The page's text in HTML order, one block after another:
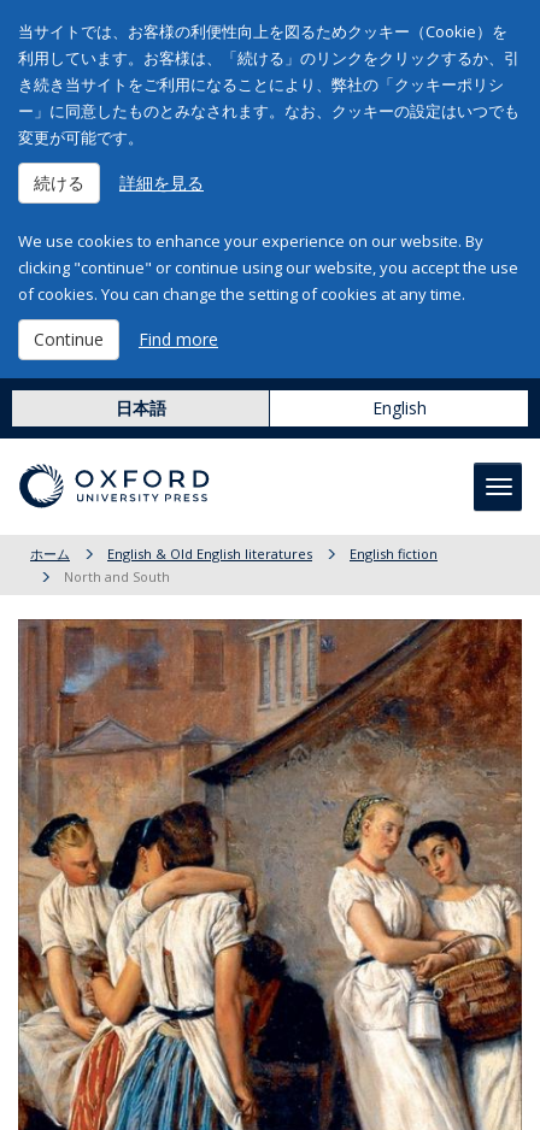
当サイトでは、お客様の利便性向上を図るためクッキー（Cookie）を
利用しています。お客様は、「続ける」のリンクをクリックするか、引
き続き当サイトをご利用になることにより、弊社の「クッキーポリシ
ー」に同意したものとみなされます。なお、クッキーの設定はいつでも
変更が可能です。
続ける 詳細を見る
We use cookies to enhance your experience on our website. By
clicking "continue" or continue using our website, you accept the use
of cookies. You can change the setting of cookies at any time.
Continue Find more
日本語 English
ホーム English & Old English literatures
English fiction
North and South